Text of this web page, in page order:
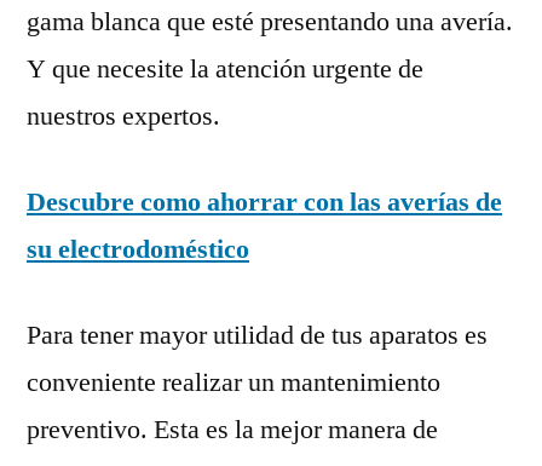
gama blanca que esté presentando una avería.
Y que necesite la atención urgente de
nuestros expertos.
Descubre como ahorrar con las averías de
su electrodoméstico
Para tener mayor utilidad de tus aparatos es
conveniente realizar un mantenimiento
preventivo. Esta es la mejor manera de